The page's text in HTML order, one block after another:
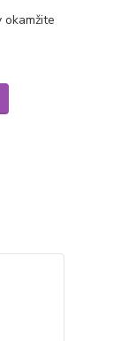
okamžite